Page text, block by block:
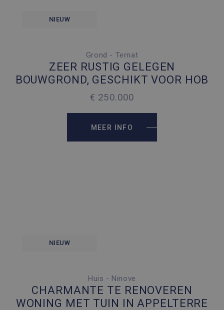
NIEUW
1173 M2
Grond - Ternat
ZEER RUSTIG GELEGEN
BOUWGROND, GESCHIKT VOOR HOB
€ 250.000
MEER INFO
NIEUW
4 SLAAPKAMERS
1 PARKEERPLAATS
Huis - Ninove
CHARMANTE TE RENOVEREN
WONING MET TUIN IN APPELTERRE